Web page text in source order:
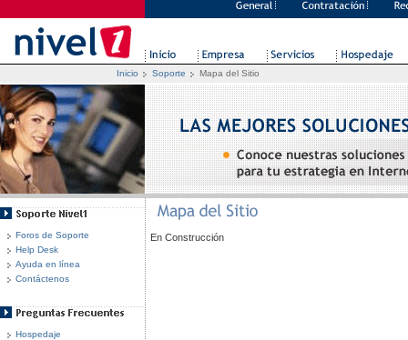
Inicio Soporte Mapa del Sitio
Foros de Soporte
Help Desk
Ayuda en línea
Contáctenos
Hospedaje
En Construcción